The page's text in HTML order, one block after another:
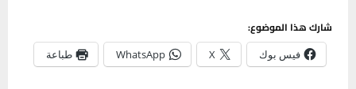
شارك هذا الموضوع:
فيس بوك X
WhatsApp طباعة